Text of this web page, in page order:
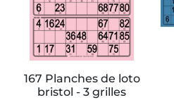
167 Planches de loto
bristol - 3 grilles